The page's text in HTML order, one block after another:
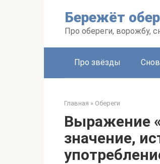
Бережёт
Про обереги, ворожбу,
Про звёзды
Главная » Обереги
Выражение
значение,